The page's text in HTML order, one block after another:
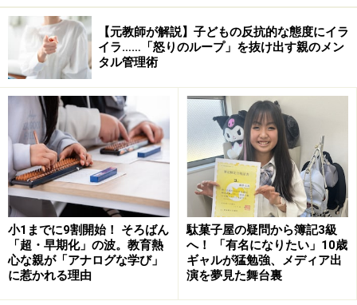
厚生労働省は児童虐待を、
身体的虐待
性的虐待
ネグレクト
心理的虐待
の4つに区分していますが、一室に閉じ込めたり戸外に
閉めだしたりすることは「身体的虐待」に当たります。
このタイプのお仕置きには学びがないため、そこに気付
いてもっと賢明なアプローチにシフトしていく必要があ
ります。なお、「子どもに見つからないように見守って
【元教師が解説】子どもの反抗的な態度にイラ
イラ……「怒りのループ」を抜け出す親のメン
タル管理術
小1までに9割開始！ そろばん
「超・早期化」の波。教育熱
心な親が「アナログな学び」
に惹かれる理由
駄菓子屋の疑問から簿記3級
へ！ 「有名になりたい」10歳
ギャルが猛勉強、メディア出
演を夢見た舞台裏